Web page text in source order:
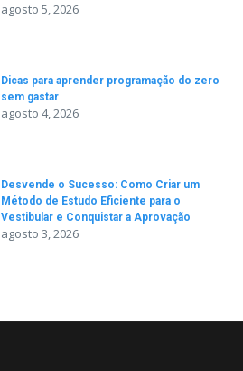
agosto 5, 2026
Dicas para aprender programação do zero
sem gastar
agosto 4, 2026
Desvende o Sucesso: Como Criar um
Método de Estudo Eficiente para o
Vestibular e Conquistar a Aprovação
agosto 3, 2026